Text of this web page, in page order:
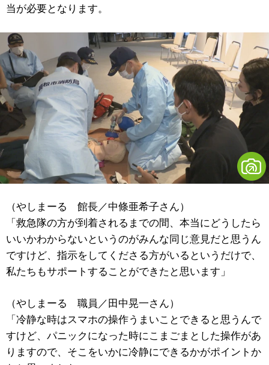
当が必要となります。
（やしまーる 館長／中條亜希子さん）
「救急隊の方が到着されるまでの間、本当にどうしたら
いいかわからないというのがみんな同じ意見だと思うん
ですけど、指示をしてくださる方がいるというだけで、
私たちもサポートすることができたと思います」
（やしまーる 職員／田中晃一さん）
「冷静な時はスマホの操作うまいことできると思うんで
すけど、パニックになった時にこまごまとした操作があ
りますので、そこをいかに冷静にできるかがポイントか